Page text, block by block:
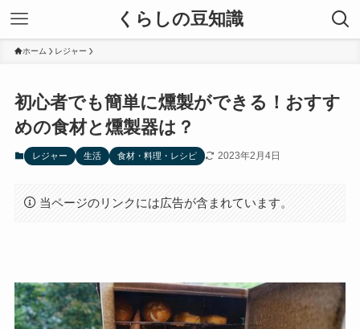
くらしの豆知識
ホーム レジャー
初心者でも簡単に燻製ができる！おすす
めの食材と燻製器は？
レジャー 生活 食材・料理・レシピ 2023年2月4日
当ページのリンクには広告が含まれています。